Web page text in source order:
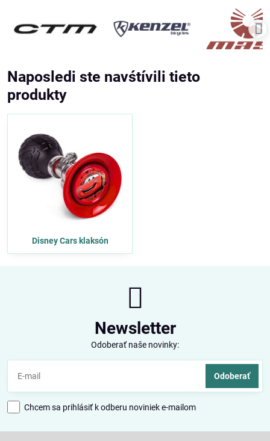
Naposledi ste navśtívili tieto
produkty
Disney Cars klaksón
Newsletter
Odoberať naše novinky:
Odoberať
Chcem sa prihlásiť k odberu noviniek e-mailom